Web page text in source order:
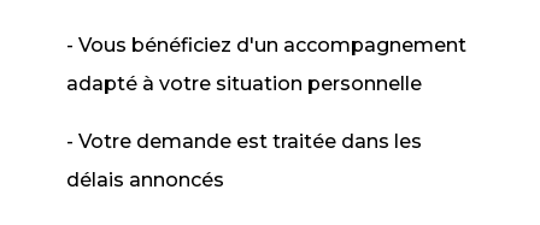
- Vous bénéficiez d'un accompagnement
adapté à votre situation personnelle
- Votre demande est traitée dans les
délais annoncés